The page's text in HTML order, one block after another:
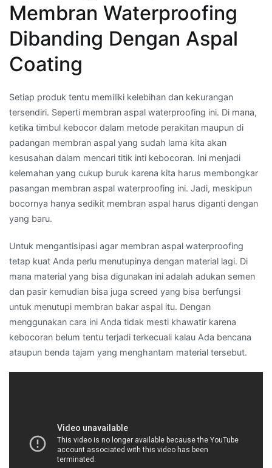
Membran Waterproofing
Dibanding Dengan Aspal
Coating
Setiap produk tentu memiliki kelebihan dan kekurangan
tersendiri. Seperti membran aspal waterproofing ini. Di mana,
ketika timbul kebocor dalam metode perakitan maupun di
padangan membran aspal yang sudah lama kita akan
kesusahan dalam mencari titik inti kebocoran. Ini menjadi
kelemahan yang cukup buruk karena kita harus membongkar
pasangan membran aspal waterproofing ini. Jadi, meskipun
bocornya hanya sedikit membran aspal harus diganti dengan
yang baru.
Untuk mengantisipasi agar membran aspal waterproofing
tetap kuat Anda perlu menutupinya dengan material lagi. Di
mana material yang bisa digunakan ini adalah adukan semen
dan pasir kemudian bisa juga screed yang bisa berfungsi
untuk menutupi membran bakar aspal itu. Dengan
menggunakan cara ini Anda tidak mesti khawatir karena
kebocoran belum tentu terjadi terkecuali kalau Ada bencana
ataupun benda tajam yang menghantam material tersebut.